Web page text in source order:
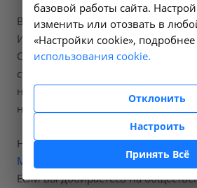
В нашей больнице вы можете
Ирригоскопия, код по
Стоимость составит от 3500
стоимость процедур вы можете
непосредственно позвонив
нам по номеру телефона+7 (495)
Наша больница расположена по
Москва, улица Просторная, дом 3
Если вы добираетесь на
базовой работы сайта.
изменить или отозвать в
«Настройки cookie»,
использования cookie.
Отклонить
Настроить
Принять Всё